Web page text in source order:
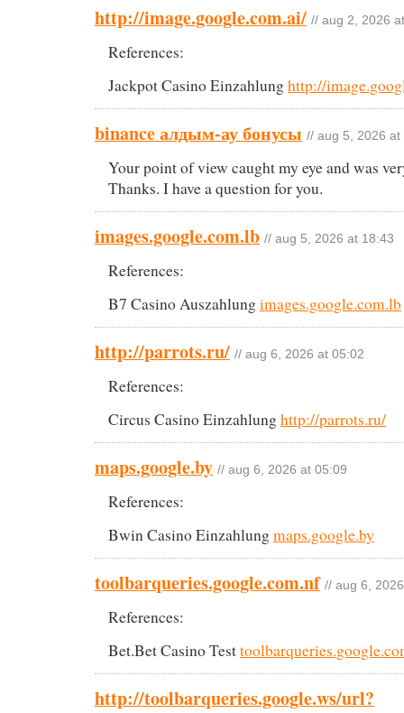
http://image.google.com.ai/ // aug 2, 2026
References:
Jackpot Casino Einzahlunghttp://
binance алдым-ау бонусы // aug 5, 2026 at
Your point of view caught my eye and was
Thanks. I have a question for you.
images.google.com.lb // aug 5, 2026 at 18:43
References:
B7 Casino Auszahlungimages.google.com.lb
http://parrots.ru/ // aug 6, 2026 at 05:02
References:
Circus Casino Einzahlunghttp://parrots.ru/
maps.google.by // aug 6, 2026 at 05:09
References:
Bwin Casino Einzahlungmaps.google.by
toolbarqueries.google.com.nf // aug 6,
References:
Bet.Bet Casino Test
http://toolbarqueries.google.ws/url?